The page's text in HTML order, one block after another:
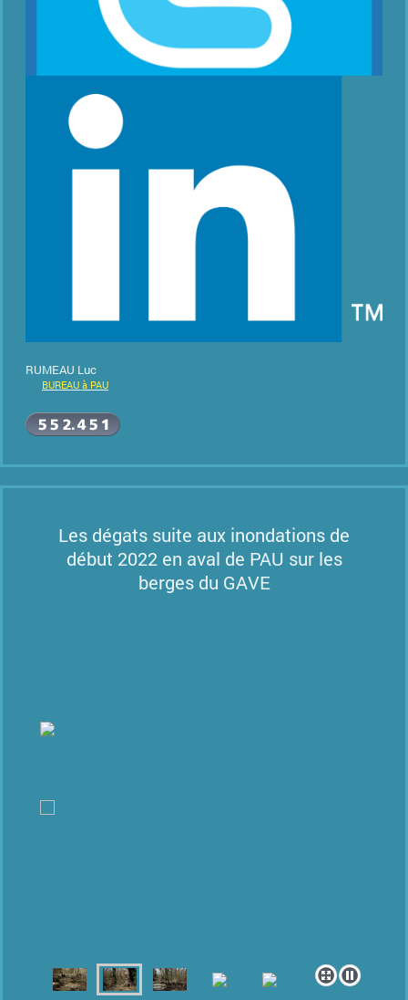
RUMEAU Luc
BUREAU à PAU
Les dégats suite aux inondations de
début 2022 en aval de PAU sur les
berges du GAVE